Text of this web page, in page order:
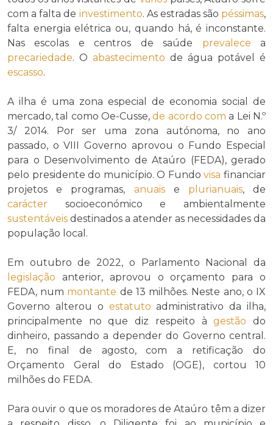
com a falta de investimento. As estradas são péssimas,
falta energia elétrica ou, quando há, é inconstante.
Nas escolas e centros de saúde prevalece a
precariedade. O abastecimento de água potável é
escasso.
A ilha é uma zona especial de economia social de
mercado, tal como Oe-Cusse,de acordo com a Lei N.º
3/ 2014. Por ser uma zona autónoma, no ano
passado, o VIII Governo aprovou o Fundo Especial
para o Desenvolvimento de Ataúro (FEDA), gerado
pelo presidente do município. O Fundovisa financiar
projetos e programas, anuaise plurianuais, de
carácter socioeconómico e ambientalmente
sustentáveis destinados a atender as necessidades da
população local.
Em outubro de 2022, o Parlamento Nacional da
legislação anterior, aprovou o orçamento para o
FEDA, num montante de 13 milhões. Neste ano, o IX
Governo alterou o estatuto administrativo da ilha,
principalmente no que diz respeito àgestão do
dinheiro, passando a depender do Governo central.
E, no final de agosto, com a retificação do
Orçamento Geral do Estado (OGE), cortou 10
milhões do FEDA.
Para ouvir o que os moradores de Ataúro têm a dizer